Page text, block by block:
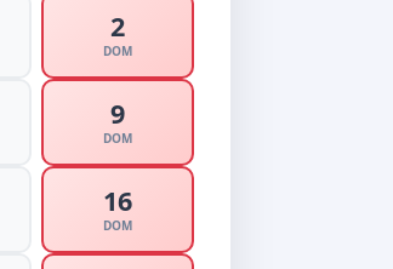
2
DOM
9
DOM
16
DOM